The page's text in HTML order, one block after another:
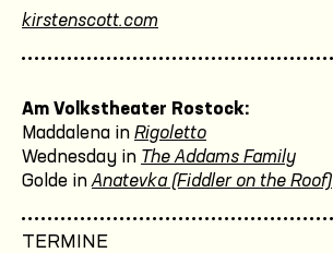
kirstenscott.com
Am Volkstheater Rostock:
Maddalena in Rigoletto
Wednesday in The Addams Family
Golde in Anatevka (Fiddler on the Roof)
TERMINE